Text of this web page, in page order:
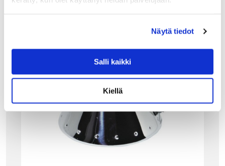
Näytä tiedot
Salli kaikki
Kiellä